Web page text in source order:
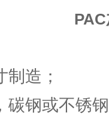
造；
碳钢或不锈